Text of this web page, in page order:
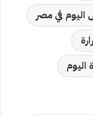
اليوم في مصر
اليوم